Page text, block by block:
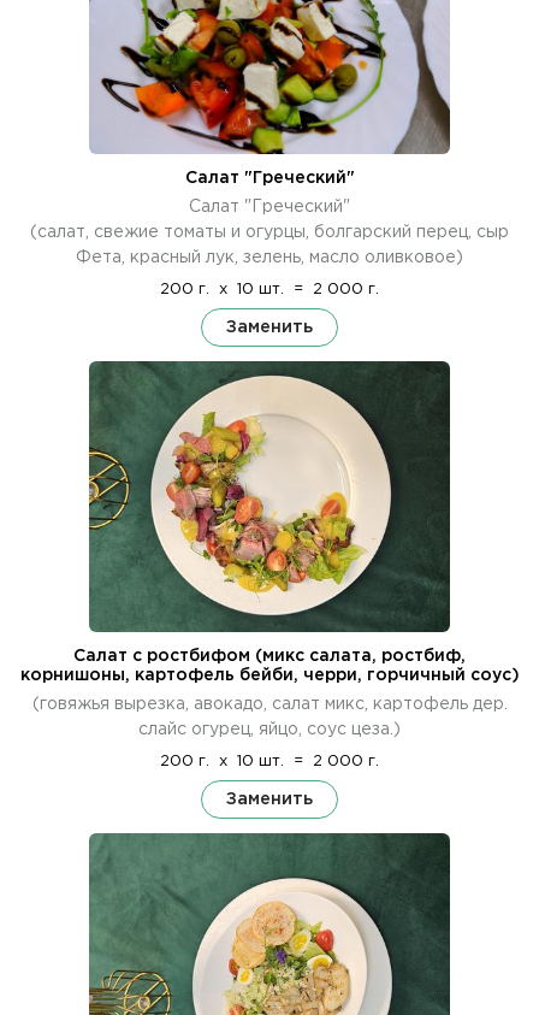
Салат "Греческий"
Салат "Греческий"
(салат, свежие томаты и огурцы, болгарский перец, сыр
Фета, красный лук, зелень, масло оливковое)
200 г. x 10 шт. = 2 000 г.
Заменить
Салат с ростбифом (микс салата, ростбиф,
корнишоны, картофель бейби, черри, горчичный соус)
(говяжья вырезка, авокадо, салат микс, картофель дер.
слайс огурец, яйцо, соус цеза.)
200 г. x 10 шт. = 2 000 г.
Заменить